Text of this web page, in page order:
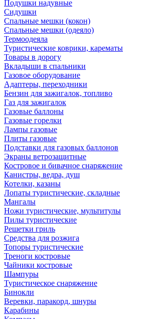
Подушки надувные
Сидушки
Спальные мешки (кокон)
Спальные мешки (одеяло)
Термоодеяла
Туристические коврики, карематы
Товары в дорогу
Вкладыши в спальники
Газовое оборудование
Адаптеры, переходники
Бензин для зажигалок, топливо
Газ для зажигалок
Газовые баллоны
Газовые горелки
Лампы газовые
Плиты газовые
Подставки для газовых баллонов
Экраны ветрозащитные
Костровое и бивачное снаряжение
Канистры, ведра, душ
Котелки, казаны
Лопаты туристические, складные
Мангалы
Ножи туристические, мультитулы
Пилы туристические
Решетки гриль
Средства для розжига
Топоры туристические
Треноги костровые
Чайники костровые
Шампуры
Туристическое снаряжение
Бинокли
Веревки, паракорд, шнуры
Карабины